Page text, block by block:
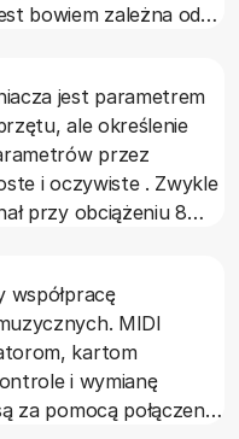
bowiem zależna od
konstrukcji
głośników,
tuneli bass
Nie należy
niż to zaleca
ale określenie
przez
. Zwykle
przy obciążeniu 8
wzmacniaczu o
w rzeczywistych
jest, jeśli moc
większa niż na 8
współpracę
MIDI
kartom
i wymianę
za pomocą połączenia